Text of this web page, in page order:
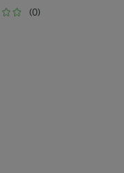
(0)